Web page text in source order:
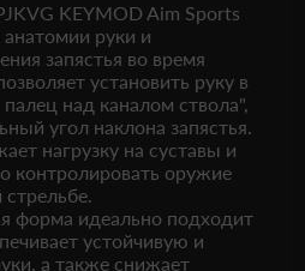
KEYMOD Aim Sports
анатомии руки и
запястья во время
установить руку в
над каналом ствола",
угол наклона запястья.
нагрузку на суставы и
контролировать оружие
форма идеально подходит
устойчивую и
а также снижает